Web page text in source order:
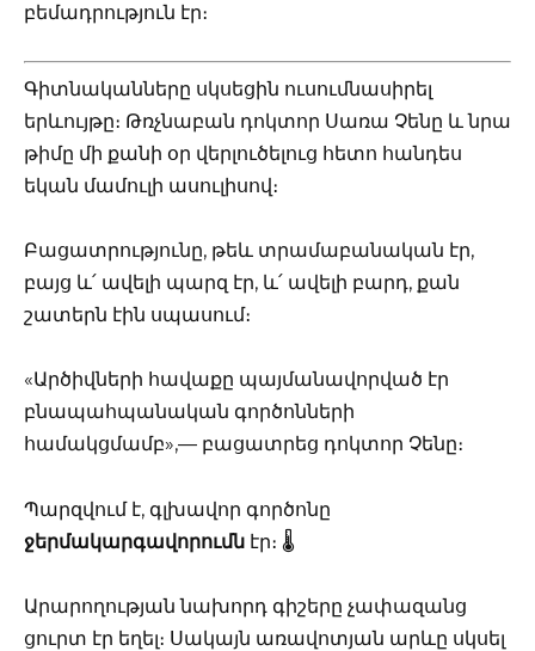
բեմադրություն էր։
Գիտնականները սկսեցին ուսումնասիրել
երևույթը։ Թռչնաբան դոկտոր Սառա Չենը և նրա
թիմը մի քանի օր վերլուծելուց հետո հանդես
եկան մամուլի ասուլիսով։
Բացատրությունը, թեև տրամաբանական էր,
բայց և՛ ավելի պարզ էր, և՛ ավելի բարդ, քան
շատերն էին սպասում։
«Արծիվների հավաքը պայմանավորված էր
բնապահպանական գործոնների
համակցմամբ»,— բացատրեց դոկտոր Չենը։
Պարզվում է, գլխավոր գործոնը
ջերմակարգավորումն էր։ 🌡️
Արարողության նախորդ գիշերը չափազանց
ցուրտ էր եղել։ Սակայն առավոտյան արևը սկսել